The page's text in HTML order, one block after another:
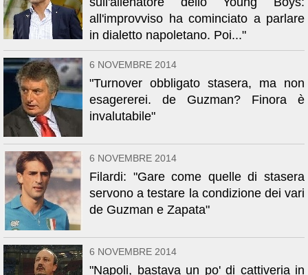
all'improvviso ha cominciato a parlare
in dialetto napoletano. Poi..."
6 NOVEMBRE 2014
"Turnover obbligato stasera, ma non
esagererei. de Guzman? Finora è
invalutabile"
6 NOVEMBRE 2014
Filardi: "Gare come quelle di stasera
servono a testare la condizione dei vari
de Guzman e Zapata"
6 NOVEMBRE 2014
"Napoli, bastava un po' di cattiveria in